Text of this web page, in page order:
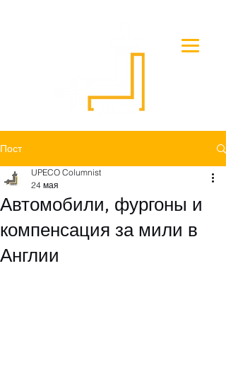
Пост
Автомобили, фургоны и
компенсация за мили в
Англии
UPECO Columnist
24 мая